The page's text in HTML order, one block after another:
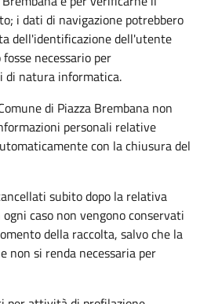
i dati di navigazione potrebbero
dell'identificazione dell'utente
necessario per
di natura informatica.
di Piazza Brembana non
personali relative
con la chiusura del
subito dopo la relativa
caso non vengono conservati
della raccolta, salvo che la
non si renda necessaria per